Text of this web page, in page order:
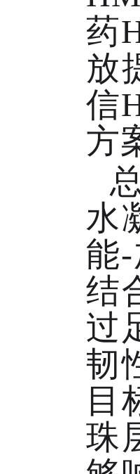
药
放
信
方
水
能
结
过
韧
目
珠